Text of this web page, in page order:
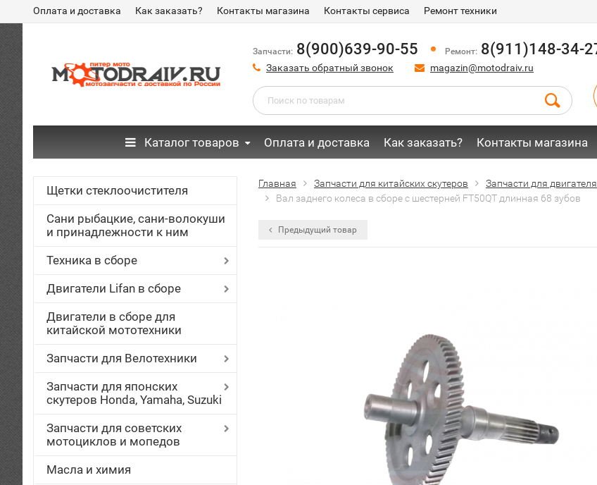
Оплата и доставка Как заказать? Контакты магазина Контакты сервиса Ремонт техники
Запчасти: 8(900)639-90-55 Ремонт: 8(911)148-34-
Заказать обратный звонок magazin@motodraiv.ru
Каталог товаров Оплата и доставка Как заказать? Контакты магазина
Щетки стеклоочистителя
Сани рыбацкие, сани-волокуши
и принадлежности к ним
Техника в сборе
Двигатели Lifan в сборе
Двигатели в сборе для
китайской мототехники
Запчасти для Велотехники
Запчасти для японских
скутеров Honda, Yamaha, Suzuki
Запчасти для советских
мотоциклов и мопедов
Масла и химия
Главная Запчасти для китайских скутеров
Запчасти для
Вал заднего колеса в сборе с шестерней FT50QT длинная 68 зубов
Предыдущий товар